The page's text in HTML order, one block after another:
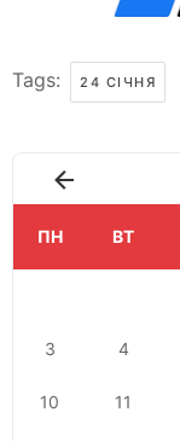
Tags: 24 СІЧНЯ
ПН ВТ
3 4
10 11